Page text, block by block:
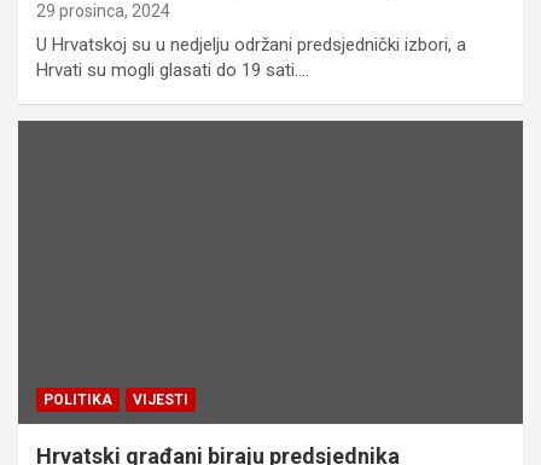
29 prosinca, 2024
U Hrvatskoj su u nedjelju održani predsjednički izbori, a
Hrvati su mogli glasati do 19 sati.…
POLITIKA VIJESTI
Hrvatski građani biraju predsjednika